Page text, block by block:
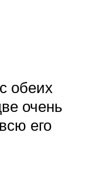
обеих
очень
его